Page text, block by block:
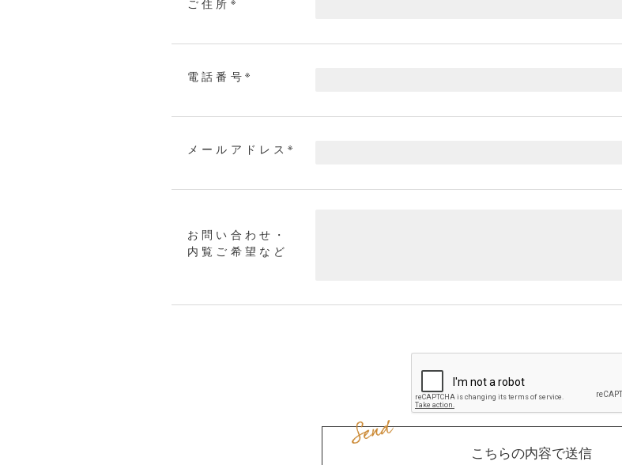
ご住所
電話番号 ※
メールアドレス※
お問い合わせ・
内覧ご希望など
こちらの内容で送信